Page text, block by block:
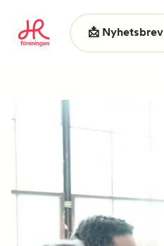
📩 Nyhetsbrev
Vad letar du efter?